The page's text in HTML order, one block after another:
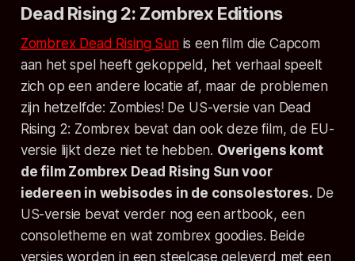
Dead Rising 2: Zombrex Editions
Zombrex Dead Rising Sunis een film die Capcom
aan het spel heeft gekoppeld, het verhaal speelt
zich op een andere locatie af, maar de problemen
zijn hetzelfde: Zombies! De US-versie van Dead
Rising 2: Zombrex bevat dan ook deze film, de EU-
versie lijkt deze niet te hebben. Overigens komt
de film Zombrex Dead Rising Sun voor
iedereen in webisodes in de consolestores. De
US-versie bevat verder nog een artbook, een
consoletheme en wat zombrex goodies. Beide
versies worden in een steelcase geleverd met een